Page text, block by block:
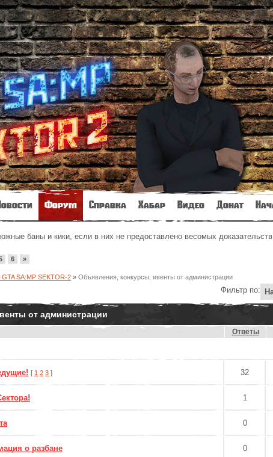
Форум Справка Хабар Видео Донат
баны и кики, если в них не предоставлено весомых
6 »
SA:MP SEKTOR-2 » Объявления, конкурсы, ивенты от администрации
Фильтр по:
от администрации
Ответы
[ 1 2 3 ] 32
1
0
о разбане 0